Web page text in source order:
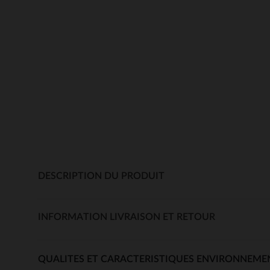
DESCRIPTION DU PRODUIT
INFORMATION LIVRAISON ET RETOUR
QUALITES ET CARACTERISTIQUES